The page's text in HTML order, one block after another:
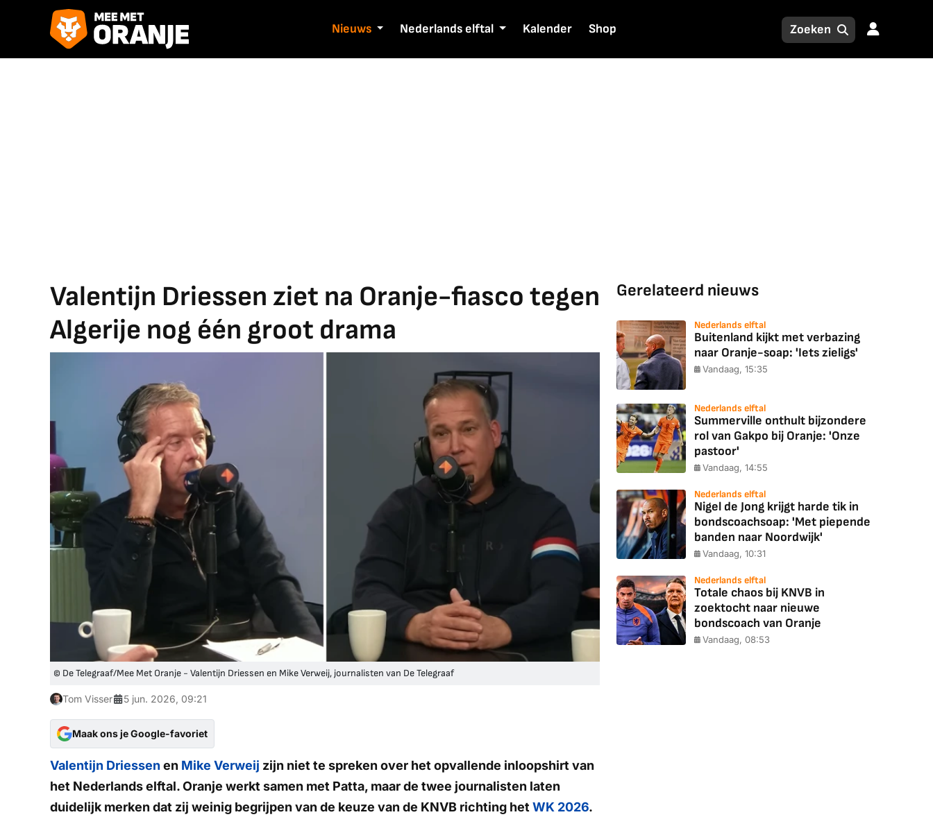
Nieuws Nederlands elftal Kalender Shop
Valentijn Driessen ziet na Oranje-fiasco tegen
Algerije nog één groot drama
© De Telegraaf/Mee Met Oranje - Valentijn Driessen en Mike Verweij, journalisten van De Telegraaf
Tom Visser 5 jun. 2026, 09:21
Maak ons je Google-favoriet
Valentijn Driessen en Mike Verweij zijn niet te spreken over het opvallende inloopshirt van
het Nederlands elftal. Oranje werkt samen met Patta, maar de twee journalisten laten
duidelijk merken dat zij weinig begrijpen van de keuze van de KNVB richting het WK 2026.
Gerelateerd nieuws
Nederlands elftal
Buitenland kijkt met verbazing
naar Oranje-soap: 'Iets zieligs'
Vandaag, 15:35
Nederlands elftal
Summerville onthult bijzondere
rol van Gakpo bij Oranje: 'Onze
pastoor'
Vandaag, 14:55
Nederlands elftal
Nigel de Jong krijgt harde tik in
bondscoachsoap: 'Met piepende
banden naar Noordwijk'
Vandaag, 10:31
Nederlands elftal
Totale chaos bij KNVB in
zoektocht naar nieuwe
bondscoach van Oranje
Vandaag, 08:53